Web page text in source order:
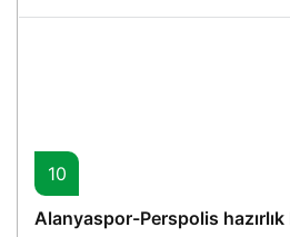
10
Alanyaspor-Perspolis hazırlık